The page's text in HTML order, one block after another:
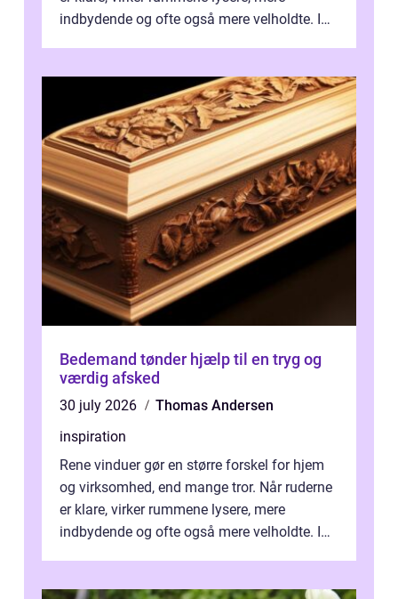
indbydende og ofte også mere velholdte. I
Bedemand tønder hjælp til en tryg og
værdig afsked
30 july 2026
Thomas Andersen
inspiration
Rene vinduer gør en større forskel for hjem
og virksomhed, end mange tror. Når ruderne
er klare, virker rummene lysere, mere
indbydende og ofte også mere velholdte. I